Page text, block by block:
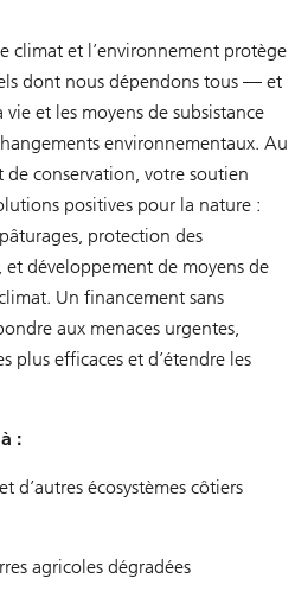
climat et l’environnement protège
dont nous dépendons tous — et
et les moyens de subsistance
environnementaux. Au
conservation, votre soutien
positives pour la nature :
protection des
et développement de moyens de
Un financement sans
aux menaces urgentes,
plus efficaces et d’étendre les
:
d’autres écosystèmes côtiers
agricoles dégradées